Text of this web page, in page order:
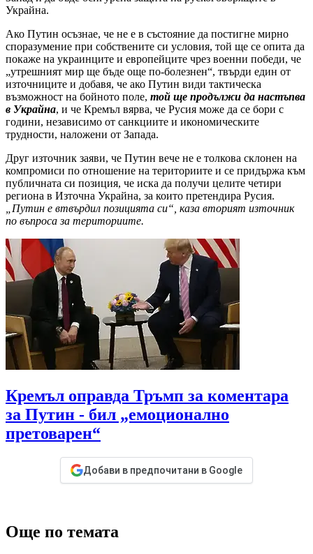
Украйна.
Ако Путин осъзнае, че не е в състояние да постигне мирно
споразумение при собствените си условия, той ще се опита да
покаже на украинците и европейците чрез военни победи, че
„утрешният мир ще бъде още по-болезнен“, твърди един от
източниците и добавя, че ако Путин види тактическа
възможност на бойното поле, той ще продължи да настъпва
в Украйна, и че Кремъл вярва, че Русия може да се бори с
години, независимо от санкциите и икономическите
трудности, наложени от Запада.
Друг източник заяви, че Путин вече не е толкова склонен на
компромиси по отношение на териториите и се придържа към
публичната си позиция, че иска да получи целите четири
региона в Източна Украйна, за които претендира Русия.
„Путин е втвърдил позицията си“, каза вторият източник
по въпроса за териториите.
Кремъл оправда Тръмп за коментара
за Путин - бил „емоционално
претоварен“
Добави в предпочитани в Google
Още по темата